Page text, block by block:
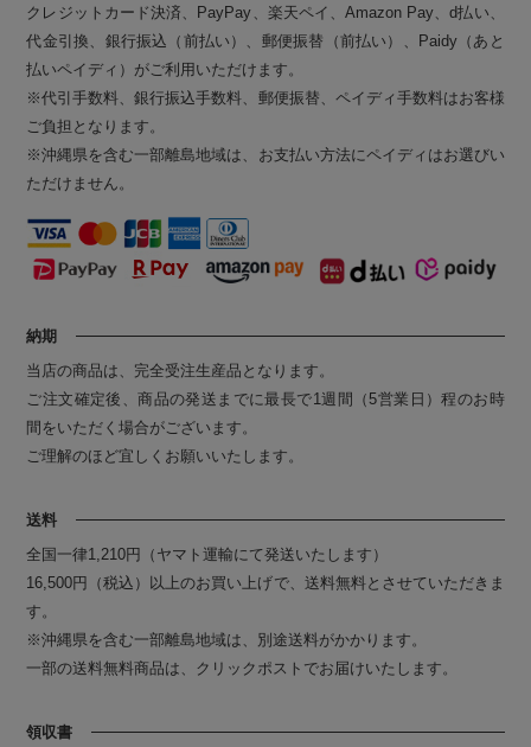
クレジットカード決済、PayPay、楽天ペイ、Amazon Pay、d払い、
代金引換、銀行振込（前払い）、郵便振替（前払い）、Paidy（あと
払いペイディ）がご利用いただけます。
※代引手数料、銀行振込手数料、郵便振替、ペイディ手数料はお客様
ご負担となります。
※沖縄県を含む一部離島地域は、お支払い方法にペイディはお選びい
ただけません。
納期
当店の商品は、完全受注生産品となります。
ご注文確定後、商品の発送までに最長で1週間（5営業日）程のお時
間をいただく場合がございます。
ご理解のほど宜しくお願いいたします。
送料
全国一律1,210円（ヤマト運輸にて発送いたします）
16,500円（税込）以上のお買い上げで、送料無料とさせていただきま
す。
※沖縄県を含む一部離島地域は、別途送料がかかります。
一部の送料無料商品は、クリックポストでお届けいたします。
領収書